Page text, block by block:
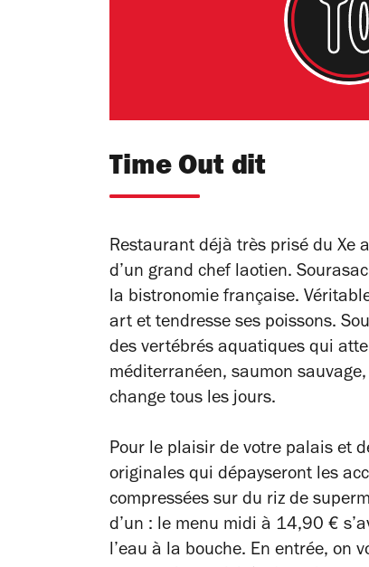
Time Out dit
Restaurant déjà très prisé du Xe
d’un grand chef laotien.
la bistronomie française.
art et tendresse ses poissons.
des vertébrés aquatiques qui
méditerranéen, saumon
change tous les jours.
Pour le plaisir de votre palais et
originales qui dépayseront les
compressées sur du riz de
d’un : le menu midi à 14,90 €
l’eau à la bouche. En entrée, on